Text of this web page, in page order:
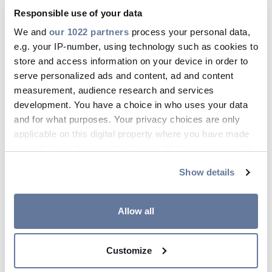
Responsible use of your data
We and our 1022 partners process your personal data,
e.g. your IP-number, using technology such as cookies to
store and access information on your device in order to
serve personalized ads and content, ad and content
measurement, audience research and services
development. You have a choice in who uses your data
and for what purposes. Your privacy choices are only
applicable on this digital property where you have made
If you allow, we would also like to:
Identify your device by actively scanning it for
Show details
Allow all
Customize
Tuotteilta vaaditaan
paloturvallisuutta javarmaa
toimintaamyös ääriolosuhteissa.
Prysmian Groupinhalogeenittomat
kaapelit täyttävättiukimmatkin
kansainväliset standardit.
Tarjoamme täyden valikoimaan
kaapeleita, jotka on kehitetty
maanalaisissa
moitteettomassa kunnossa riittävän
pitkään myös tulipalon sattuessa.